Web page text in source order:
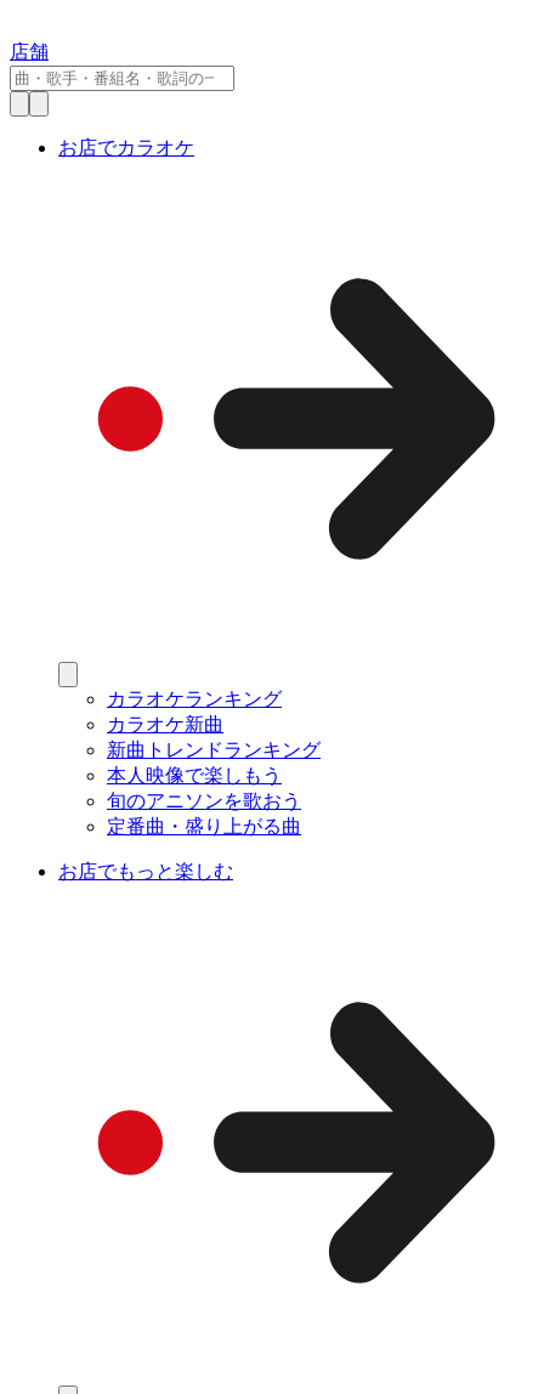
店舗
お店でカラオケ
カラオケランキング
カラオケ新曲
新曲トレンドランキング
本人映像で楽しもう
旬のアニソンを歌おう
定番曲・盛り上がる曲
お店でもっと楽しむ